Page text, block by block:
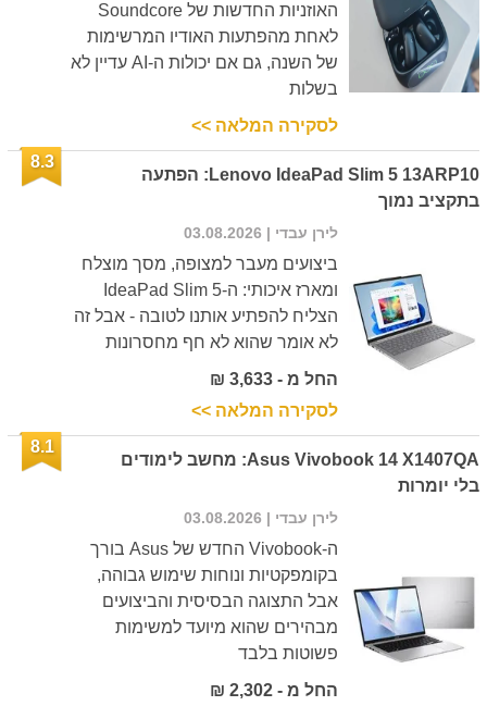
האוזניות החדשות של Soundcore
לאחת מהפתעות האודיו המרשימות
של השנה, גם אם יכולות ה-AI עדיין לא
בשלות
לסקירה המלאה >>
Lenovo IdeaPad Slim 5 13ARP10: הפתעה
בתקציב נמוך
8.3
לירן עבדי | 03.08.2026
ביצועים מעבר למצופה, מסך מוצלח
ומארז איכותי: ה-IdeaPad Slim 5
הצליח להפתיע אותנו לטובה - אבל זה
לא אומר שהוא לא חף מחסרונות
החל מ - 3,633 ₪
לסקירה המלאה >>
Asus Vivobook 14 X1407QA: מחשב לימודים
בלי יומרות
8.1
לירן עבדי | 03.08.2026
ה-Vivobook החדש של Asus בורך
בקומפקטיות ונוחות שימוש גבוהה,
אבל התצוגה הבסיסית והביצועים
מבהירים שהוא מיועד למשימות
פשוטות בלבד
החל מ - 2,302 ₪